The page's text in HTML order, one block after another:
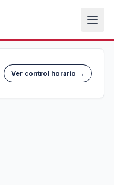
Ver control horario →